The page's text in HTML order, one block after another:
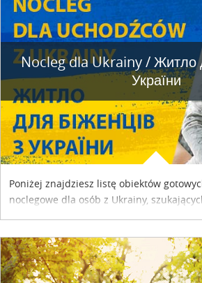
Nocleg dla Ukrainy / Житло
України
Poniżej znajdziesz listę obiektów
noclegowe dla osób z Ukrainy,